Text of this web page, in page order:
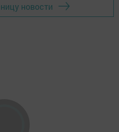
новости